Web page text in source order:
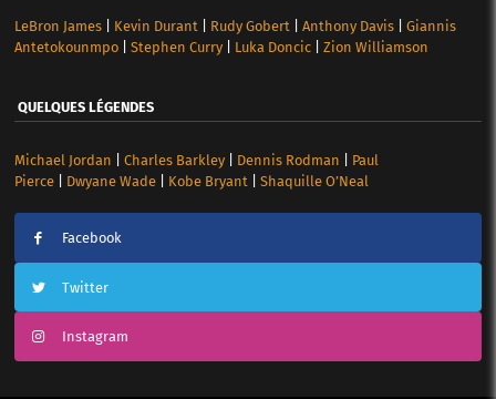
LeBron James| Kevin Durant Rudy Gobert Anthony Davis| Giannis
Antetokounmpo| Stephen Curry| Luka Doncic| Zion Williamson
QUELQUES LÉGENDES
Michael Jordan Charles Barkley| Dennis Rodman
Paul
Pierce| Dwyane Wade| Kobe Bryant| Shaquille O’Neal
Facebook
Twitter
Instagram